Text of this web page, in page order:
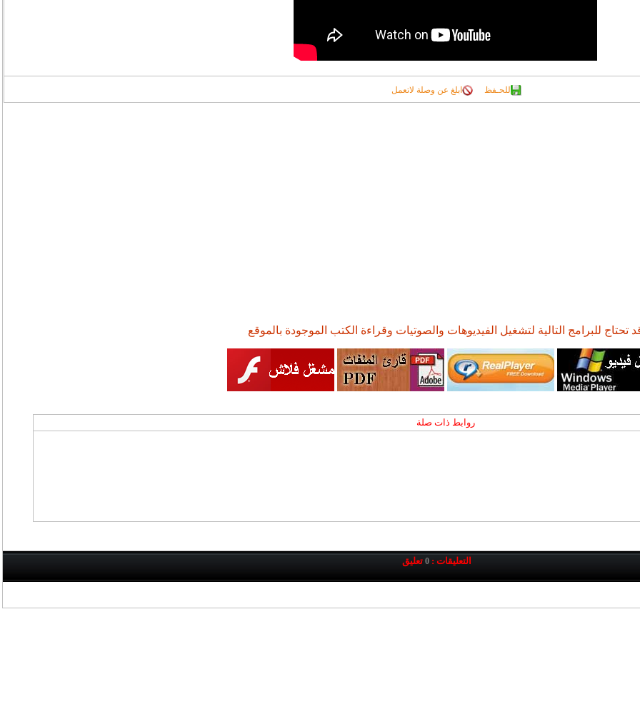
للحـفظ ابلغ عن وصلة لاتعمل
تحتاج للبرامج التالية لتشغيل الفيديوهات والصوتيات وقراءة الكتب الموجودة بالموقع
روابط ذات صلة
التعليقات : 0 تعليق